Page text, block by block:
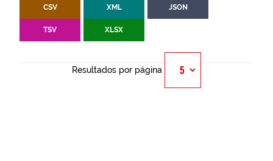
CSV XML JSON
TSV XLSX
Resultados por página